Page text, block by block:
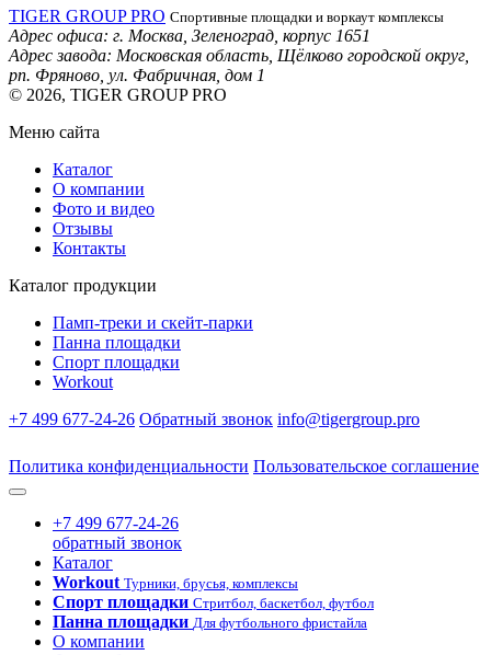
TIGER GROUP PRO Спортивные площадки и воркаут комплексы
Адрес офиса: г. Москва Зеленоград, корпус 1651
Адрес завода: Московская область, Щёлково городской округ,
рп. Фряново ул. Фабричная, дом 1
© 2026, TIGER GROUP PRO
Меню сайта
Каталог
О компании
Фото и видео
Отзывы
Контакты
Каталог продукции
Памп-треки и скейт-парки
Панна площадки
Спорт площадки
Workout
+7 499 677-24-26 Обратный звонок info@tigergroup.pro
Политика конфиденциальности Пользовательское соглашение
+7 499 677-24-26
обратный звонок
Каталог
Workout Турники, брусья, комплексы
Спорт площадки Стритбол, баскетбол, футбол
Панна площадки Для футбольного фристайла
О компании